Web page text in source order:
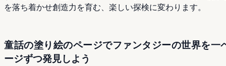
を落ち着かせ創造力を育む、楽しい探検に変わります。
童話の塗り絵のページでファンタジーの世界を一
ージずつ発見しよう